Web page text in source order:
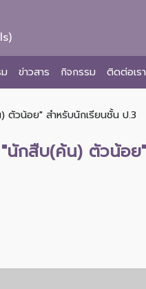
ข่าวสาร กิจกรรม ติดต่อเรา
ตัวน้อย" สำหรับนักเรียนชั้น ป.3
นักสืบ(ค้น) ตัวน้อ